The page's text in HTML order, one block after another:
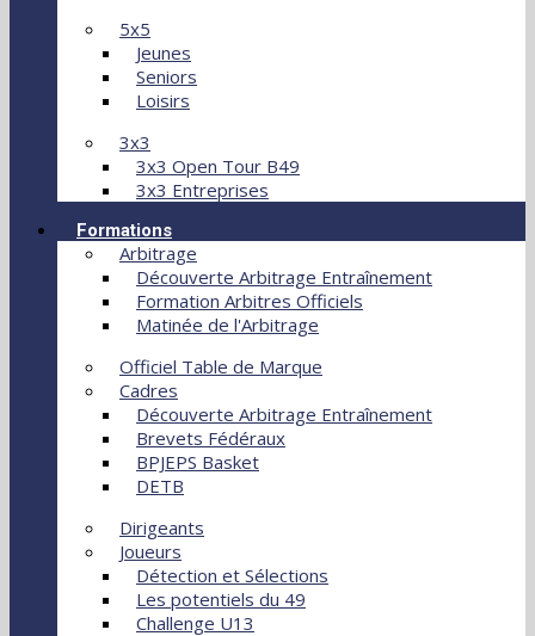
5x5
Jeunes
Seniors
Loisirs
3x3
3x3 Open Tour B49
3x3 Entreprises
Formations
Arbitrage
Découverte Arbitrage Entraînement
Formation Arbitres Officiels
Matinée de l'Arbitrage
Officiel Table de Marque
Cadres
Découverte Arbitrage Entraînement
Brevets Fédéraux
BPJEPS Basket
DETB
Dirigeants
Joueurs
Détection et Sélections
Les potentiels du 49
Challenge U13